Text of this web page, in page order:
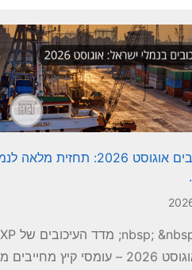
מדד העיכובים אוגוסט 2026: תחזית
תפעולית אוגוסט 2026 – עומסי קיץ